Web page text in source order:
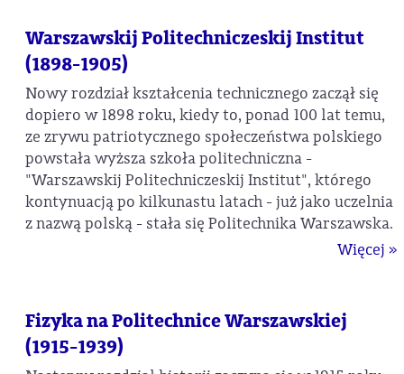
Warszawskij Politechniczeskij Institut
(1898-1905)
Nowy rozdział kształcenia technicznego zaczął się
dopiero w 1898 roku, kiedy to, ponad 100 lat temu,
ze zrywu patriotycznego społeczeństwa polskiego
powstała wyższa szkoła politechniczna -
"Warszawskij Politechniczeskij Institut", którego
kontynuacją po kilkunastu latach - już jako uczelnia
z nazwą polską - stała się Politechnika Warszawska.
Więcej »
Fizyka na Politechnice Warszawskiej
(1915-1939)